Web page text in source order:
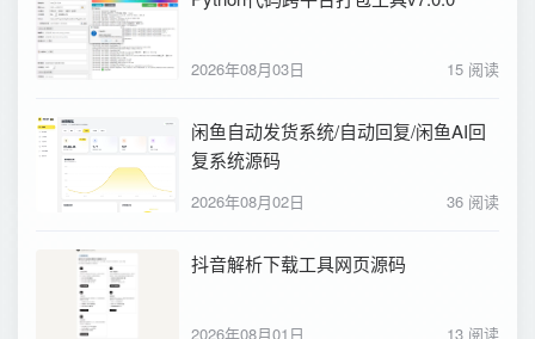
2026年08月03日 15 阅读
闲鱼自动发货系统/自动回复/闲鱼AI回
复系统源码
2026年08月02日 36 阅读
抖音解析下载工具网页源码
2026年08月01日 13 阅读